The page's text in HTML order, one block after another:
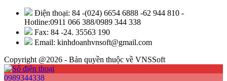
Điện thoại: 84 -(024) 6654 6888 -62 944 810 -
Hotline:0911 066 388/0989 344 338
Fax: 84 -24. 35563 190
Email: kinhdoanhvnsoft@gmail.com
Copyright @2026 - Bản quyền thuộc về VNSSoft
0989344338